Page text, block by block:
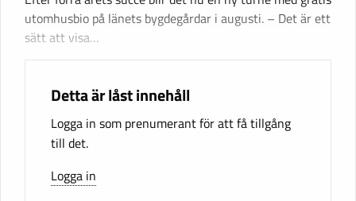
utomhusbio på länets bygdegårdar i augusti. – Det är ett
sätt att visa…
Detta är låst innehåll
Logga in som prenumerant för att få tillgång
till det.
Logga in